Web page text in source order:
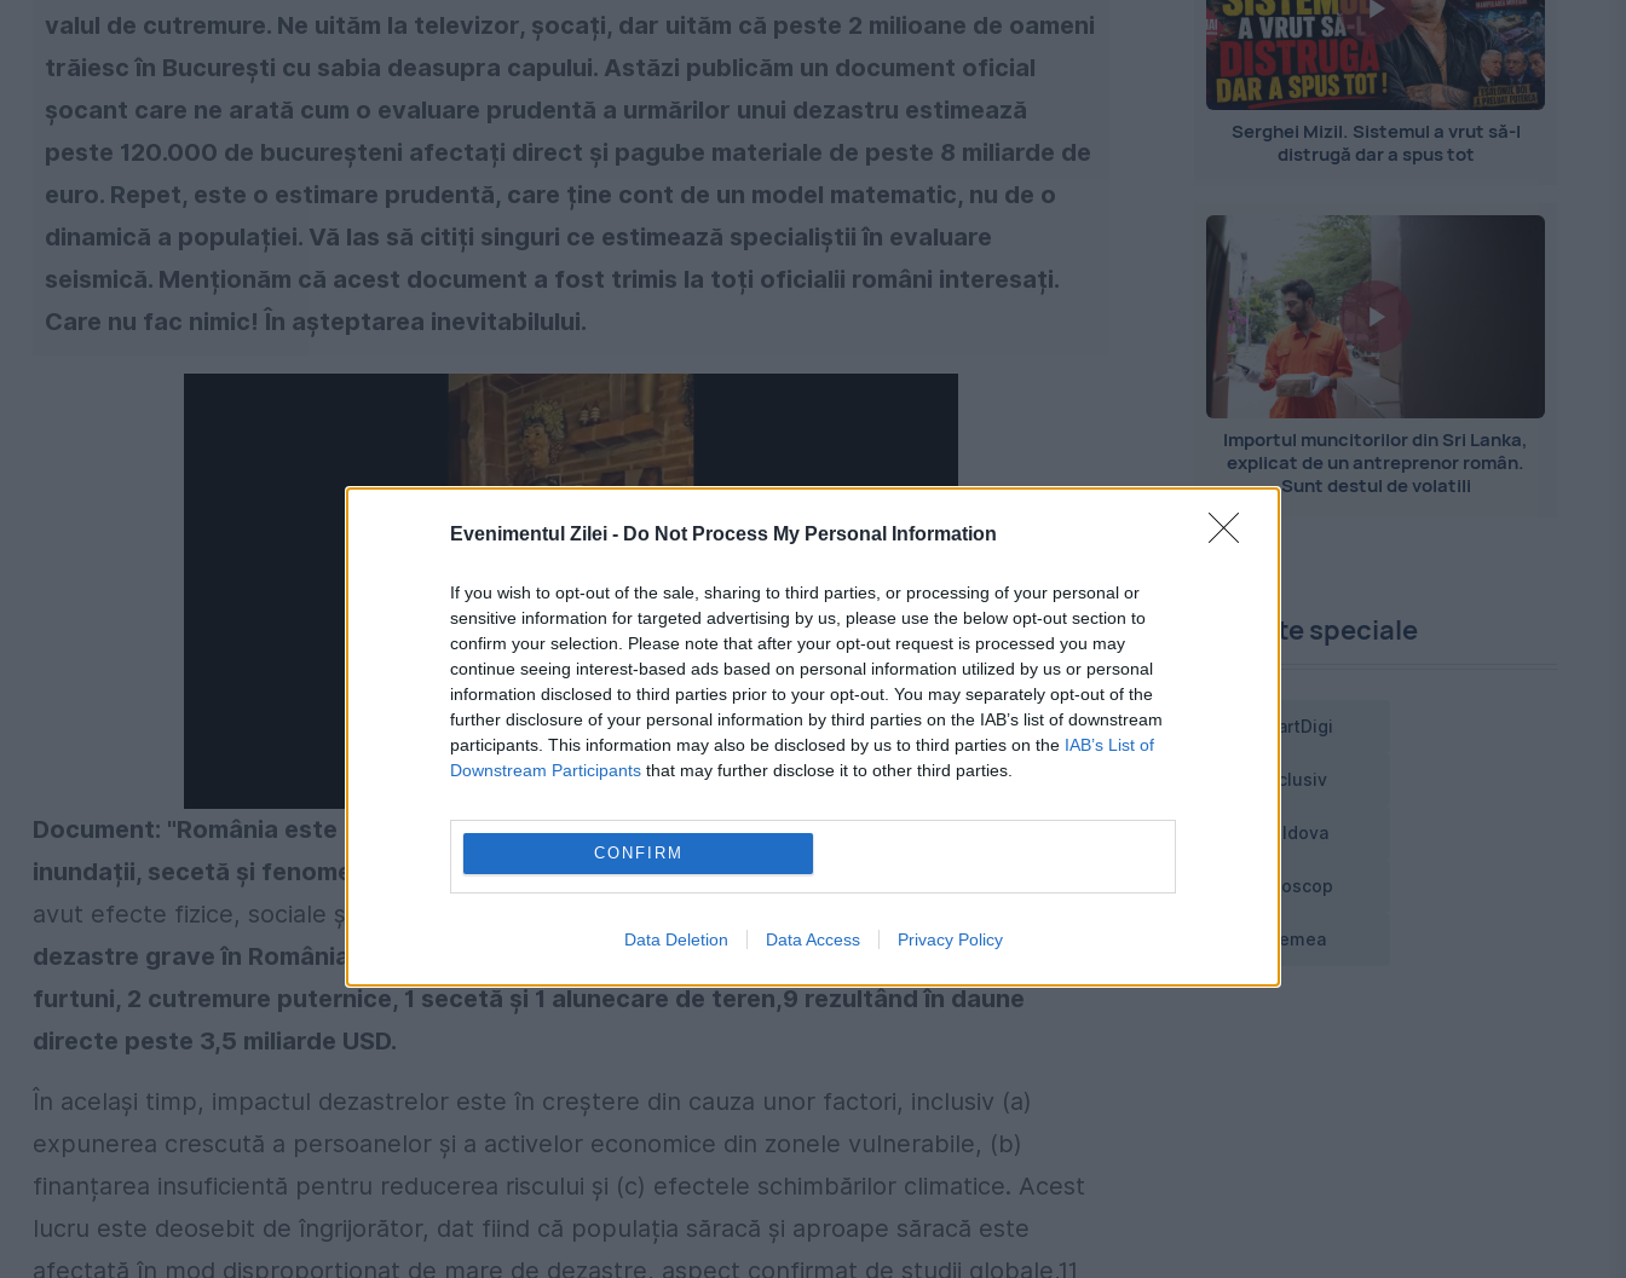
Evenimentul Zilei - Do Not Process My Personal Information
If you wish to opt-out of the sale, sharing to third parties, or processing of your personal or
sensitive information for targeted advertising by us, please use the below opt-out section to
confirm your selection. Please note that after your opt-out request is processed you may
continue seeing interest-based ads based on personal information utilized by us or personal
information disclosed to third parties prior to your opt-out. You may separately opt-out of the
further disclosure of your personal information by third parties on the IAB’s list of downstream
participants. This information may also be disclosed by us to third parties on the IAB’s List of
Downstream Participants that may further disclose it to other third parties.
CONFIRM
Data Deletion Data Access Privacy Policy
valul de cutremure. Ne uităm la televizor, șocați, dar uităm că peste 2 milioane de oameni
trăiesc în București cu sabia deasupra capului. Astăzi publicăm un document oficial
șocant care ne arată cum o evaluare prudentă a urmărilor unui dezastru estimează
peste 120.000 de bucureșteni afectați direct și pagube materiale de peste 8 miliarde de
euro. Repet, este o estimare prudentă, care ține cont de un model matematic, nu de o
dinamică a populației. Vă las să citiți singuri ce estimează specialiștii în evaluare
seismică. Menționăm că acest document a fost trimis la toți oficialii români interesați.
Care nu fac nimic! În așteptarea inevitabilului.
Document: "România este predispusă la o serie de dezastre naturale, în special cutremure,
inundații, secetă și fenomene meteorologice extreme.În ultimele decenii, dezastrele au
avut efecte fizice, sociale și financiare semnificative.
dezastre grave în România, inclusiv 44 de inundații, 15 situații de temperaturi extreme, 7
furtuni, 2 cutremure puternice, 1 secetă și 1 alunecare de teren,9 rezultând în daune
directe peste 3,5 miliarde USD.
În același timp, impactul dezastrelor este în creștere din cauza unor factori, inclusiv (a)
expunerea crescută a persoanelor și a activelor economice din zonele vulnerabile, (b)
finanțarea insuficientă pentru reducerea riscului și (c) efectele schimbărilor climatice. Acest
lucru este deosebit de îngrijorător, dat fiind că populația săracă și aproape săracă este
afectată în mod disproporționat de mare de dezastre, aspect confirmat de studii globale,11
Serghei Mizil. Sistemul a vrut să-l
distrugă dar a spus tot
Importul muncitorilor din Sri Lanka,
explicat de un antreprenor român.
Sunt destul de volatili
Proiecte speciale
SmartDigi
Exclusiv
Moldova
Horoscop
Vremea